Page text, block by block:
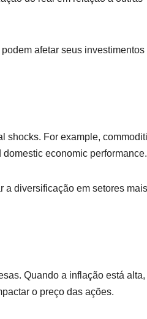
afetar seus investimentos
shocks. For example,
economic performance.
a diversificação em setores mais
Quando a inflação está alta,
o preço das ações.